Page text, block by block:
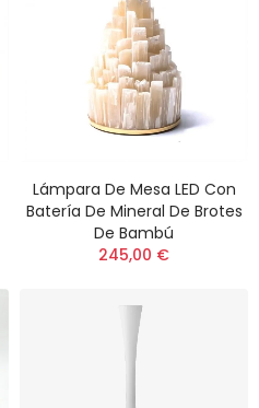
Lámpara De Mesa LED Con
Batería De Mineral De Brotes
De Bambú
245,00 €